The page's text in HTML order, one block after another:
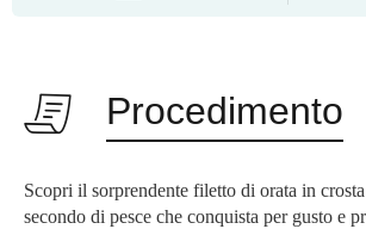
Procedimento
Scopri il sorprendente filetto di orata in
secondo di pesce che conquista per gusto e